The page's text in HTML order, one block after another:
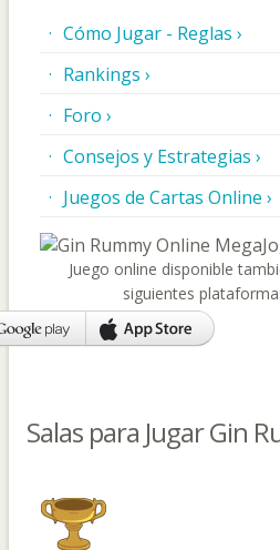
Cómo Jugar - Reglas ›
Rankings ›
Foro ›
Consejos y Estrategias ›
Juegos de Cartas Online ›
Juego online disponible
siguientes
Salas para Jugar Gin